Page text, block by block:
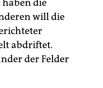
haben die
will die
abdriftet.
der Felder